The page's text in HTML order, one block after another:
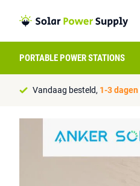
PORTABLE POWER STATIONS
Vandaag besteld, 1-3 dagen